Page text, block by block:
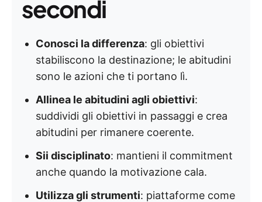
secondi
Conosci la differenza: gli obiettivi
stabiliscono la destinazione; le abitudini
sono le azioni che ti portano lì.
Allinea le abitudini agli obiettivi:
suddividi gli obiettivi in passaggi e crea
abitudini per rimanere coerente.
Sii disciplinato: mantieni il commitment
anche quando la motivazione cala.
Utilizza gli strumenti: piattaforme come